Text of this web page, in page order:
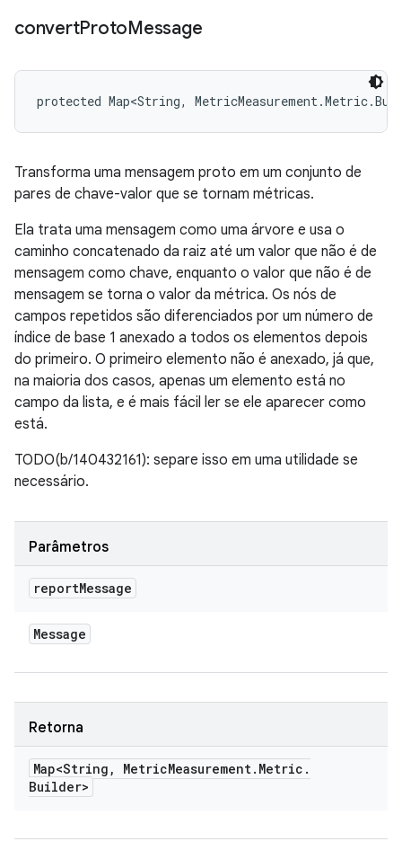
convertProtoMessage
protected Map<String,
Transforma uma mensagem proto em um conjunto de
pares de chave-valor que se tornam métricas.
Ela trata uma mensagem como uma árvore e usa o
caminho concatenado da raiz até um valor que não é de
mensagem como chave, enquanto o valor que não é de
mensagem se torna o valor da métrica. Os nós de
campos repetidos são diferenciados por um número de
índice de base 1 anexado a todos os elementos depois
do primeiro. O primeiro elemento não é anexado, já que,
na maioria dos casos, apenas um elemento está no
campo da lista, e é mais fácil ler se ele aparecer como
está.
TODO(b/140432161): separe isso em uma utilidade se
necessário.
Parâmetros
reportMessage
Message
Retorna
Map<String , MetricMeasurement. Metric .
Builder>